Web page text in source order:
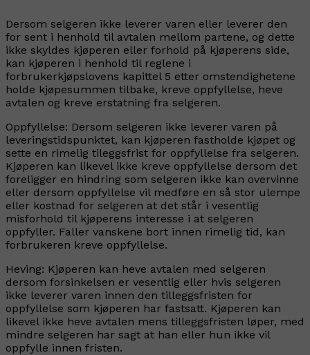
Dersom selgeren ikke leverer varen eller leverer den
for sent i henhold til avtalen mellom partene, og dette
ikke skyldes kjøperen eller forhold på kjøperens side,
kan kjøperen i henhold til reglene i
forbrukerkjøpslovens kapittel 5 etter omstendighetene
holde kjøpesummen tilbake, kreve oppfyllelse, heve
avtalen og kreve erstatning fra selgeren.
Oppfyllelse: Dersom selgeren ikke leverer varen på
leveringstidspunktet, kan kjøperen fastholde kjøpet og
sette en rimelig tileggsfrist for oppfyllelse fra selgeren.
Kjøperen kan likevel ikke kreve oppfyllelse dersom det
foreligger en hindring som selgeren ikke kan overvinne
eller dersom oppfyllelse vil medføre en så stor ulempe
eller kostnad for selgeren at det står i vesentlig
misforhold til kjøperens interesse i at selgeren
oppfyller. Faller vanskene bort innen rimelig tid, kan
forbrukeren kreve oppfyllelse.
Heving: Kjøperen kan heve avtalen med selgeren
dersom forsinkelsen er vesentlig eller hvis selgeren
ikke leverer varen innen den tilleggsfristen for
oppfyllelse som kjøperen har fastsatt. Kjøperen kan
likevel ikke heve avtalen mens tilleggsfristen løper, med
mindre selgeren har sagt at han eller hun ikke vil
oppfylle innen fristen.